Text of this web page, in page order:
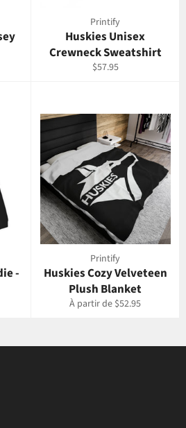
Printify
Huskies Unisex
Crewneck Sweatshirt
Prix
$57.95
-
Printify
Huskies Cozy Velveteen
Plush Blanket
À partir de $52.95